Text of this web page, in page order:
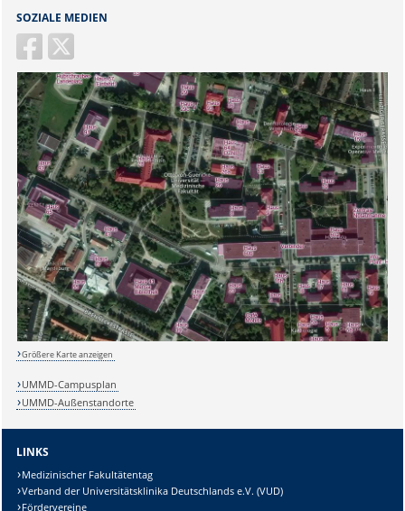
SOZIALE MEDIEN
Größere Karte anzeigen
UMMD-Campusplan
UMMD-Außenstandorte
LINKS
Medizinischer Fakultätentag
Verband der Universitätsklinika Deutschlands e.V. (VUD)
Fördervereine